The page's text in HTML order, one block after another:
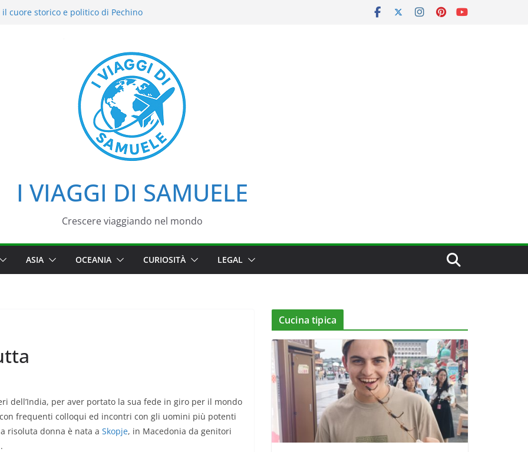
il cuore storico e politico di Pechino
d’Estate tra loto, camminate e
tra imperatori, simboli e cortili
I VIAGGI DI SAMUELE
Crescere viaggiando nel mondo
ASIA OCEANIA CURIOSITÀ LEGAL
dell’India, per aver portato la sua fede in giro per il mondo
frequenti colloqui ed incontri con gli uomini più potenti
risoluta donna è nata a Skopje, in Macedonia da genitori
Cucina tipica